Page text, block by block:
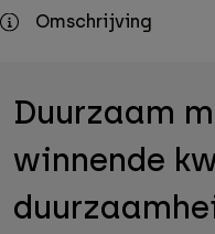
Omschrijving
Duurzaam
winnende